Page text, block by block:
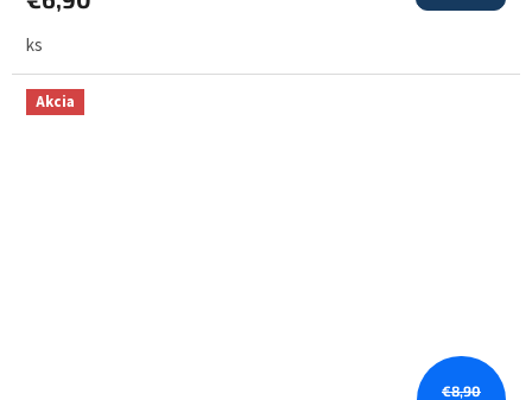
ks
Akcia
€8,90